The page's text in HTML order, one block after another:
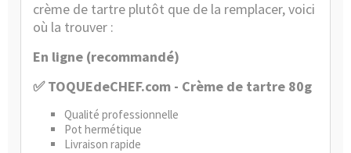
crème de tartre plutôt que de la remplacer, voici
où la trouver :
En ligne (recommandé)
✅TOQUEdeCHEF.com - Crème de tartre 80g
Qualité professionnelle
Pot hermétique
Livraison rapide